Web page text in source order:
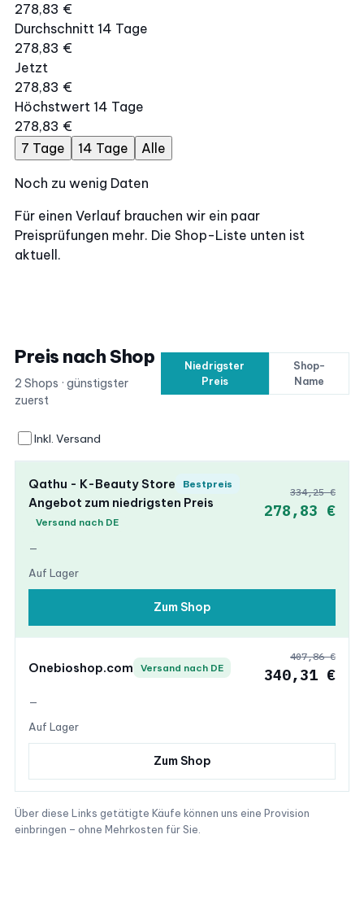
278,83 €
Durchschnitt 14 Tage
278,83 €
Jetzt
278,83 €
Höchstwert 14 Tage
278,83 €
7 Tage
14 Tage Alle
Noch zu wenig Daten
Für einen Verlauf brauchen wir ein paar
Preisprüfungen mehr. Die Shop-Liste unten ist
aktuell.
Preis nach Shop
2 Shops · günstigster
zuerst
Niedrigster
Preis
Shop-
Name
Inkl. Versand
Qathu - K-Beauty Store Bestpreis
Angebot zum niedrigsten Preis
Versand nach DE
—
Auf Lager
334,25 €
278,83 €
Zum Shop
Onebioshop.com Versand nach DE
—
Auf Lager
407,86 €
340,31 €
Zum Shop
Über diese Links getätigte Käufe können uns eine Provision
einbringen – ohne Mehrkosten für Sie.